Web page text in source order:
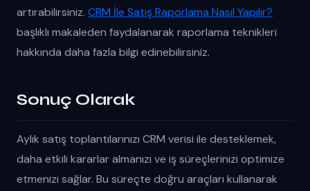
artırabilirsiniz. CRM İle Satış Raporlama Nasıl Yapılır?
başlıklı makaleden faydalanarak raporlama teknikleri
hakkında daha fazla bilgi edinebilirsiniz.
Sonuç Olarak
Aylık satış toplantılarınızı CRM verisi ile desteklemek,
daha etkili kararlar almanızı ve iş süreçlerinizi optimize
etmenizi sağlar. Bu süreçte doğru araçları kullanarak